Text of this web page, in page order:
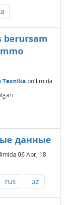
berursam
Texnikabo'limida
данные
06 Apr, 18
rus uz